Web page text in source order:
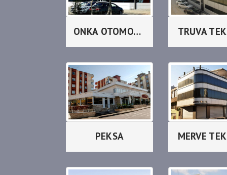
ONKA OTOMOTİV TRUVA
PEKSA MERVE